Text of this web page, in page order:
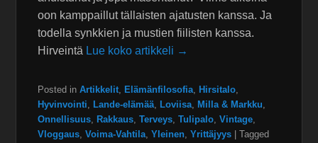
oon kamppaillut tällaisten ajatusten kanssa. Ja
todella synkkien ja mustien fiilisten kanssa.
Hirveintä Lue koko artikkeli →
Posted in Artikkelit, Elämänfilosofia, Hirsitalo,
Hyvinvointi, Lande-elämää, Loviisa, Milla & Markku,
Onnellisuus, Rakkaus,Terveys,Tulipalo,Vintage,
Vloggaus,Voima-Vahtila,Yleinen,Yrittäjyys |Tagged